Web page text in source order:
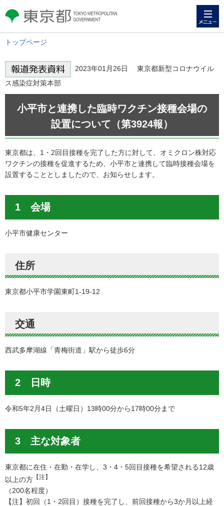
東京都 TOKYO METROPOLITAN
GOVERNMENT
トップページ
2023年01月26日 東京都新型コロナウイル
ス感染症対策本部
小平市と連携した臨時ワクチン接種会場の
設置について（第3924報）
東京都は、1・2回目接種を完了した方に対して、オミクロン株対応
ワクチンの接種を促進するため、小平市と連携して臨時接種会場を
設置することとしましたので、お知らせします。
1 会場
小平市健康センター
住所
東京都小平市学園東町1-19-12
交通
西武多摩湖線「青梅街道」駅から徒歩6分
2 日時
令和5年2月4日（土曜日）13時00分から17時00分まで
3 主な対象者
東京都に在住・在勤・在学し、3・4・5回目接種を希望される12歳
以上の方 【注】
（200名程度）
【注】初回（1・2回目）接種を完了し、前回接種から3か月以上経